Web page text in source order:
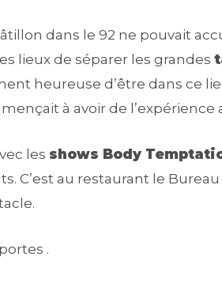
dans le 92 ne pouvait
lieux de séparer les grandes
heureuse d’être dans ce
à avoir de
les shows Body
C’est au restaurant le
.